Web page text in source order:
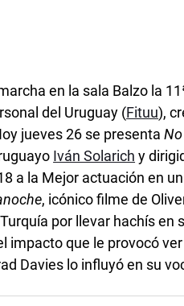
en la sala Balzo la
del Uruguay (Fituu),
jueves 26 se presenta
Iván Solarich y
a la Mejor actuación en
, icónico filme de
por llevar hachís en
impacto que le provocó
Davies lo influyó en su